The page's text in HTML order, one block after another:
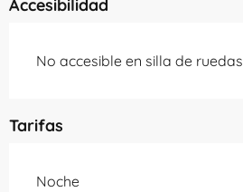
Accesibilidad
No accesible en silla de ruedas
Tarifas
Tarifas 2026
Noche